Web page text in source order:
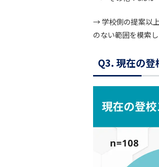
→ 学校側の提案以上
のない範囲を模索
Q3. 現在の登